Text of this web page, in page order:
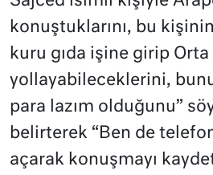
konuştuklarını, bu
kuru gıda işine girip Orta
yollayabileceklerini,
para lazım olduğunu”
belirterek “Ben de
açarak konuşmayı